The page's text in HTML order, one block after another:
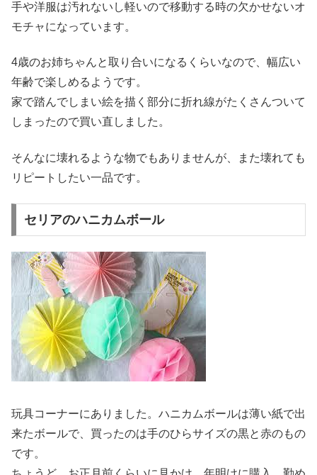
手や洋服は汚れないし軽いので移動する時の欠かせないオ
モチャになっています。
4歳のお姉ちゃんと取り合いになるくらいなので、幅広い
年齢で楽しめるようです。
家で踏んでしまい絵を描く部分に折れ線がたくさんついて
しまったので買い直しました。
そんなに壊れるような物でもありませんが、また壊れても
リピートしたい一品です。
セリアのハニカムボール
玩具コーナーにありました。ハニカムボールは薄い紙で出
来たボールで、買ったのは手のひらサイズの黒と赤のもの
です。